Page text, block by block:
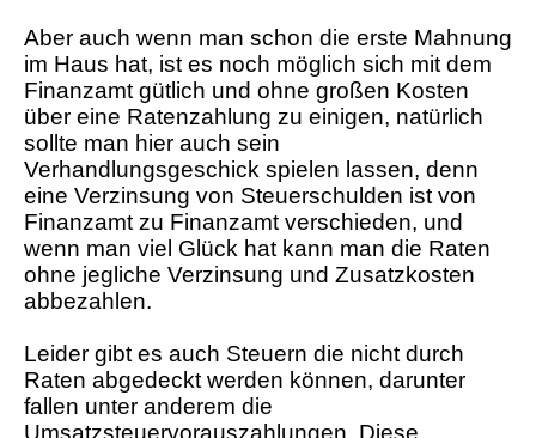
Aber auch wenn man schon die erste Mahnung
im Haus hat, ist es noch möglich sich mit dem
Finanzamt gütlich und ohne großen Kosten
über eine Ratenzahlung zu einigen, natürlich
sollte man hier auch sein
Verhandlungsgeschick spielen lassen, denn
eine Verzinsung von Steuerschulden ist von
Finanzamt zu Finanzamt verschieden, und
wenn man viel Glück hat kann man die Raten
ohne jegliche Verzinsung und Zusatzkosten
abbezahlen.
Leider gibt es auch Steuern die nicht durch
Raten abgedeckt werden können, darunter
fallen unter anderem die